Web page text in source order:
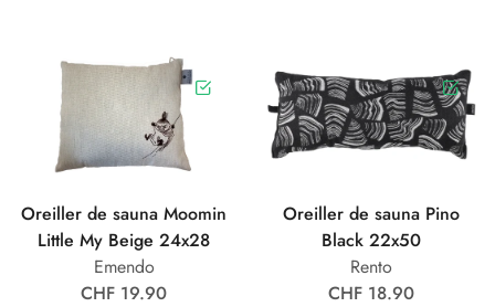
Oreiller de sauna Moomin
Little My Beige 24x28
Emendo
CHF 19.90
Oreiller de sauna Pino
Black 22x50
Rento
CHF 18.90